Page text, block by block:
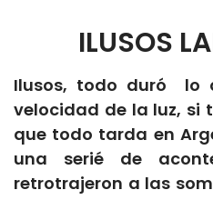
ILUSOS
Ilusos, todo duró lo
velocidad de la luz, si
que todo tarda en
una serié de
retrotrajeron a las